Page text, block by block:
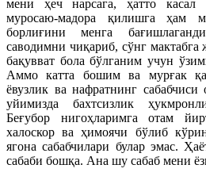
мени ҳеч нарсага, ҳатто касал
муросаю-мадора қилишга ҳам
борлиғини менга
саводимни чиқариб, сўнг
бақувват бола бўлганим учун
Аммо катта бошим ва мурғак
ёвузлик ва нафратнинг
уйимизда бахтсизлик
Беғубор нигоҳларимга отам
халоскор ва ҳимоячи бўлиб
ягона сабабчилари булар эмас.
сабаби бошқа. Ана шу сабаб мени